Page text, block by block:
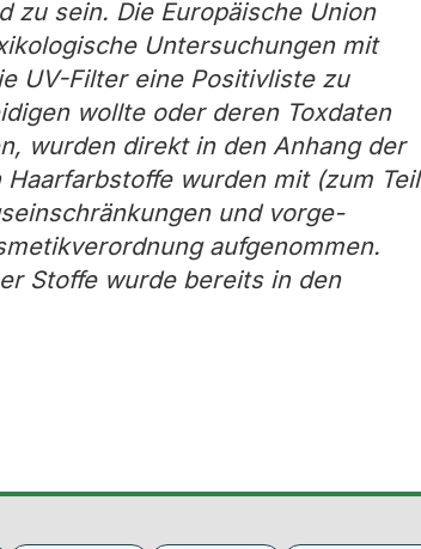
zu sein. Die Europäische Union
Untersuchungen mit
UV-Filter eine Positivliste zu
wollte oder deren Toxdaten
wurden direkt in den Anhang der
wurden mit (zum Teil
und vorge-
aufgenommen.
Stoffe wurde bereits in den